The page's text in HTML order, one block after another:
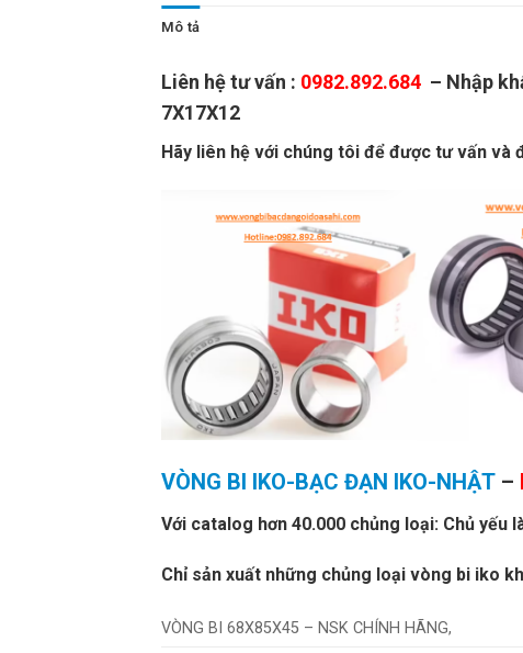
Mô tả
Liên hệ tư vấn : 0982.892.684 – Nhập
7X17X12
Hãy liên hệ với chúng tôi để được tư vấn và
VÒNG BI IKO-BẠC ĐẠN IKO-NHẬT –
Với catalog hơn 40.000 chủng loại: Chủ yếu
Chỉ sản xuất những chủng loại vòng bi iko
VÒNG BI 68X85X45 – NSK CHÍNH HÃNG,